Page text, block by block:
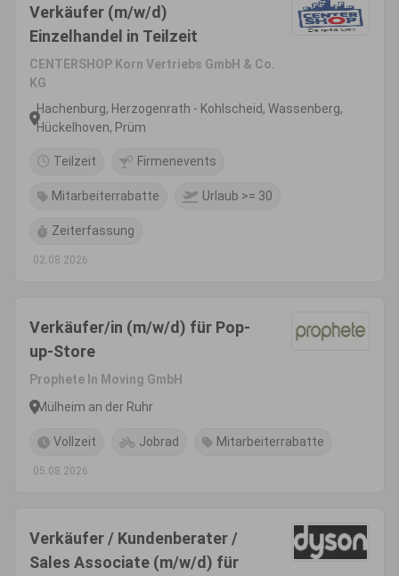
Verkäufer (m/w/d)
Einzelhandel in Teilzeit
CENTERSHOP Korn Vertriebs GmbH & Co.
KG
Hachenburg, Herzogenrath - Kohlscheid, Wassenberg,
Hückelhoven, Prüm
Teilzeit Firmenevents
Mitarbeiterrabatte Urlaub >= 30
Zeiterfassung
02.08.2026
Verkäufer/in (m/w/d) für Pop-
up-Store
Prophete In Moving GmbH
Mülheim an der Ruhr
Vollzeit Jobrad Mitarbeiterrabatte
05.08.2026
Verkäufer / Kundenberater /
Sales Associate (m/w/d) für